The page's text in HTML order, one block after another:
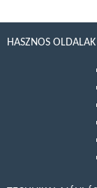
HASZNOS OLDALAK